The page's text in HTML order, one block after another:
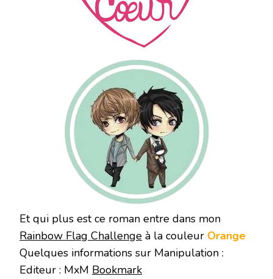
Et qui plus est ce roman entre dans mon
Rainbow Flag Challenge à la couleur Orange
Quelques informations sur Manipulation :
Editeur : MxM Bookmark